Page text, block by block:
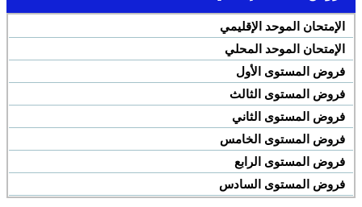
الإمتحان الموحد الإقليمي
الإمتحان الموحد المحلي
فروض المستوى الأول
فروض المستوى الثالث
فروض المستوى الثاني
فروض المستوى الخامس
فروض المستوى الرابع
فروض المستوى السادس